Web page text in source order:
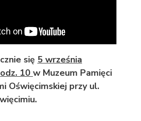
się 5 września
10 w Muzeum Pamięci
Oświęcimskiej przy ul.